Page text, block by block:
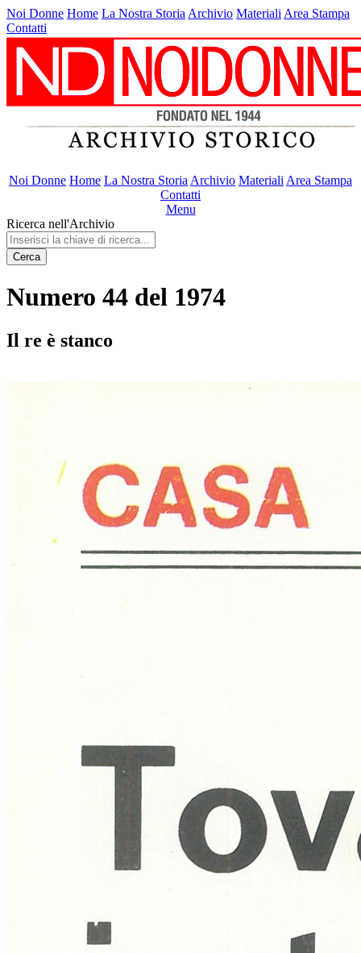
Noi Donne Home La Nostra Storia Archivio Materiali Area Stampa
Contatti
Noi Donne Home La Nostra Storia Archivio Materiali Area Stampa
Contatti
Menu
Ricerca nell'Archivio
Cerca
Numero 44 del 1974
Il re è stanco